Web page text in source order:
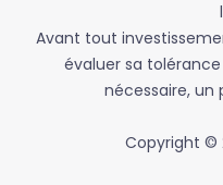
Avant tout
évaluer sa
nécessaire, un
Copyright ©